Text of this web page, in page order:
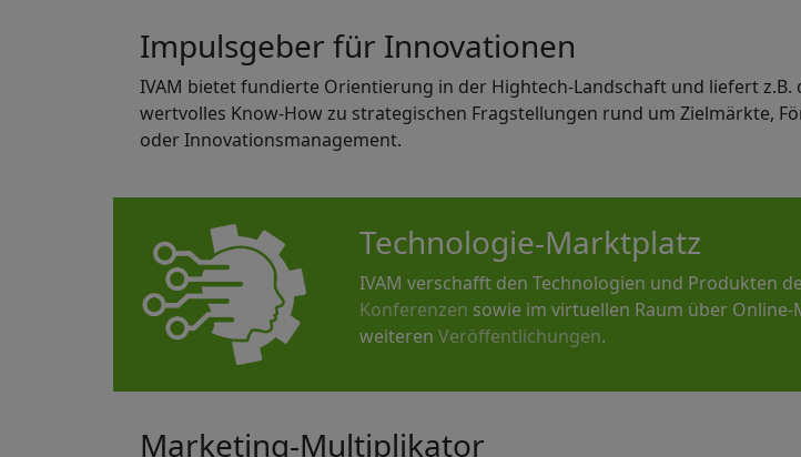
Impulsgeber für Innovationen
IVAM bietet fundierte Orientierung in der Hightech-Landschaft und liefert z.B.
wertvolles Know-How zu strategischen Fragstellungen rund um Zielmärkte,
oder Innovationsmanagement.
Technologie-Marktplatz
IVAM verschafft den Technologien und Produkten
Konferenzen sowie im virtuellen Raum über
weiteren Veröffentlichungen.
Marketing-Multiplikator